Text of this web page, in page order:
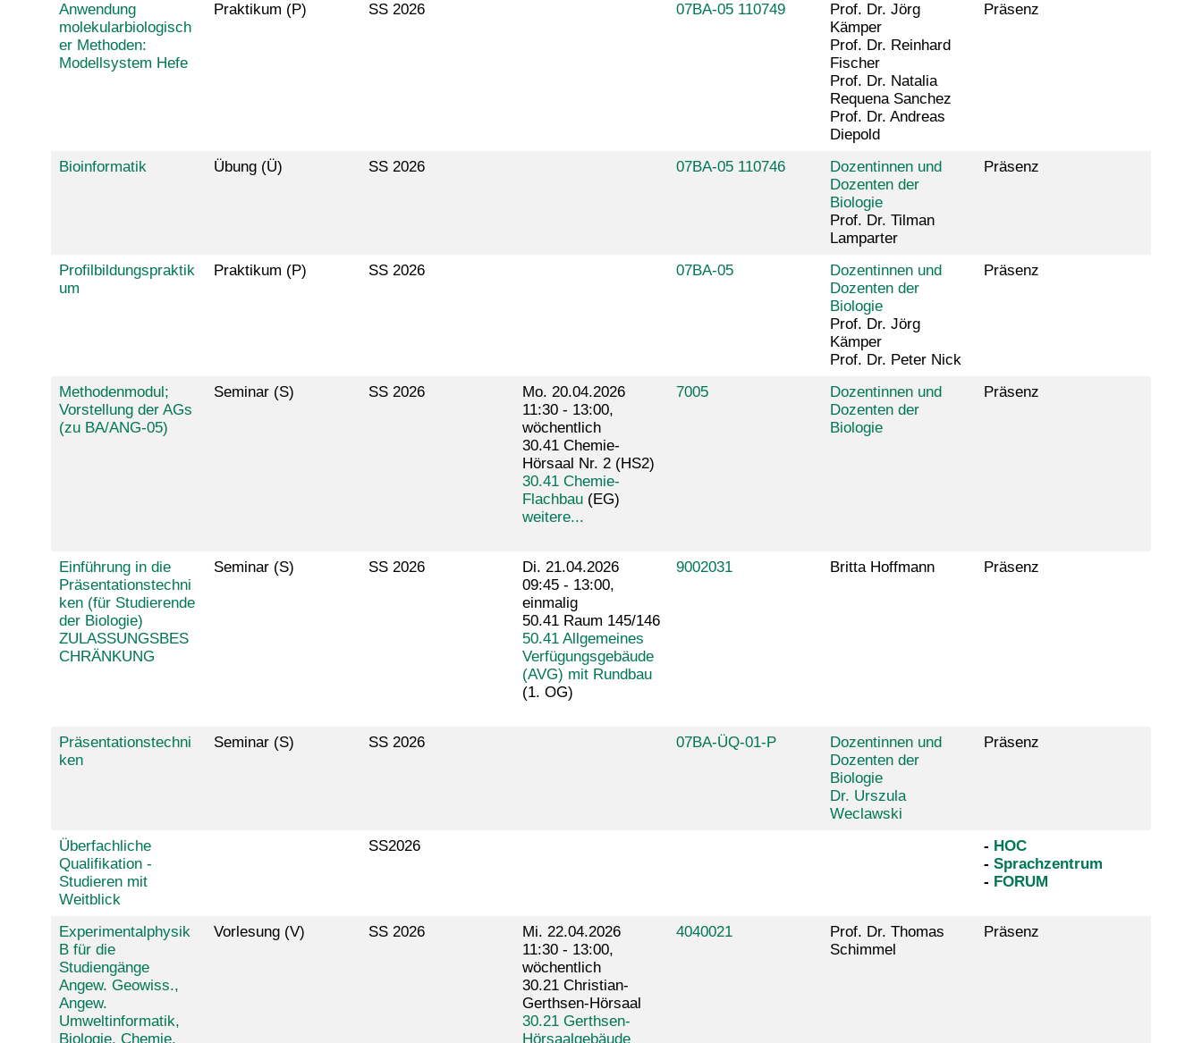
Anwendung
molekularbiologisch
er Methoden:
Modellsystem Hefe
Praktikum (P) SS 2026 07BA-05 110749
Prof. Dr. Jörg
Kämper
Prof. Dr. Reinhard
Fischer
Prof. Dr. Natalia
Requena Sanchez
Prof. Dr. Andreas
Diepold
Präsenz
Bioinformatik Übung (Ü) SS 2026 07BA-05 110746
Dozentinnen und
Dozenten der
Biologie
Prof. Dr. Tilman
Lamparter
Präsenz
Profilbildungspraktik
um
Praktikum (P) SS 2026 07BA-05
Dozentinnen und
Dozenten der
Biologie
Prof. Dr. Jörg
Kämper
Prof. Dr. Peter Nick
Präsenz
Methodenmodul;
Vorstellung der AGs
(zu BA/ANG-05)
Seminar (S) SS 2026
Mo. 20.04.2026
11:30 - 13:00,
wöchentlich
30.41 Chemie-
Hörsaal Nr. 2 (HS2)
30.41 Chemie-
Flachbau(EG)
weitere...
7005
Dozentinnen und
Dozenten der
Biologie
Präsenz
Einführung in die
Präsentationstechni
ken (für Studierende
der Biologie)
ZULASSUNGSBES
CHRÄNKUNG
Seminar (S) SS 2026
Di. 21.04.2026
09:45 - 13:00,
einmalig
50.41 Raum 145/146
50.41 Allgemeines
Verfügungsgebäude
(AVG) mit Rundbau
(1. OG)
9002031 Britta Hoffmann Präsenz
Präsentationstechni
ken
Seminar (S) SS 2026 07BA-ÜQ-01-P
Dozentinnen und
Dozenten der
Biologie
Dr. Urszula
Weclawski
Präsenz
Überfachliche
Qualifikation -
Studieren mit
Weitblick
SS2026 - HOC
- Sprachzentrum
- FORUM
Experimentalphysik
B für die
Studiengänge
Angew. Geowiss.,
Angew.
Umweltinformatik,
Biologie, Chemie,
Vorlesung (V) SS 2026
Mi. 22.04.2026
11:30 - 13:00,
wöchentlich
30.21 Christian-
Gerthsen-Hörsaal
30.21 Gerthsen-
Hörsaalgebäude
4040021
Prof. Dr. Thomas
Schimmel
Präsenz